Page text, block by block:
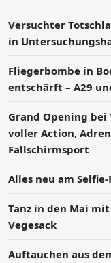
Versucht­er
in
Fliegerbombe in
entschärft – A29
Grand Opening bei
voller Action,
Fallschirmsport
Alles neu am
Tanz in den Mai
Vegesack
Auftauchen aus